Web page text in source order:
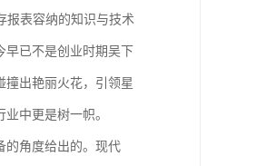
报表容纳的知识与技术
早已不是创业时期吴下
撞出艳丽火花，引领星
中更是树一帜。
的角度给出的。现代